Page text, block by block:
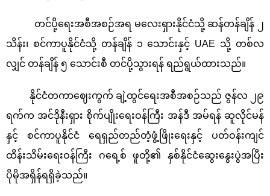
တင်ပို့ရေးအစီအစဉ်အရ မလေးရှားနိုင်ငံသို့ ဆန်တန်ချိန် ၂
သိန်း၊ စင်ကာပူနိုင်ငံသို့ တန်ချိန် ၁ သောင်းနှင့် UAE သို့ တစ်လ
လျှင် တန်ချိန် ၅ သောင်းစီ တင်ပို့သွားရန် ရည်ရွယ်ထားသည်။
နိုင်ငံတကာဈေးကွက် ချဲ့ထွင်ရေးအစီအစဉ်သည် ဇွန်လ ၂၉
ရက်က အင်ဒိုနီးရှား စိုက်ပျိုးရေးဝန်ကြီး အန်ဒီ အမ်ရန် ဆူလိုင်မန်
နှင့် စင်ကာပူနိုင်ငံ ရေရှည်တည်တံ့ဖွံ့ဖြိုးရေးနှင့် ပတ်ဝန်းကျင်
ထိန်းသိမ်းရေးဝန်ကြီး ဂရေ့စ် ဖူတို့၏ နှစ်နိုင်ငံဆွေးနွေးပွဲအပြီး
ပိုမိုအရှိန်ရရှိခဲ့သည်။